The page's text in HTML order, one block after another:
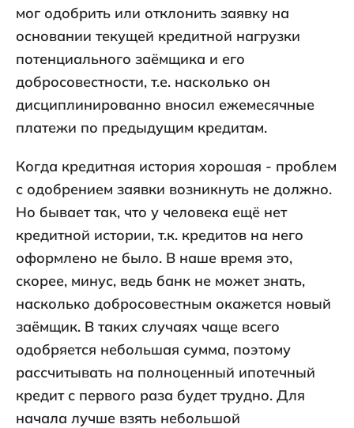
мог одобрить или отклонить заявку на
основании текущей кредитной нагрузки
потенциального заёмщика и его
добросовестности, т.е. насколько он
дисциплинированно вносил ежемесячные
платежи по предыдущим кредитам.
Когда кредитная история хорошая - проблем
с одобрением заявки возникнуть не должно.
Но бывает так, что у человека ещё нет
кредитной истории, т.к. кредитов на него
оформлено не было. В наше время это,
скорее, минус, ведь банк не может знать,
насколько добросовестным окажется новый
заёмщик. В таких случаях чаще всего
одобряется небольшая сумма, поэтому
рассчитывать на полноценный ипотечный
кредит с первого раза будет трудно. Для
начала лучше взять небольшой